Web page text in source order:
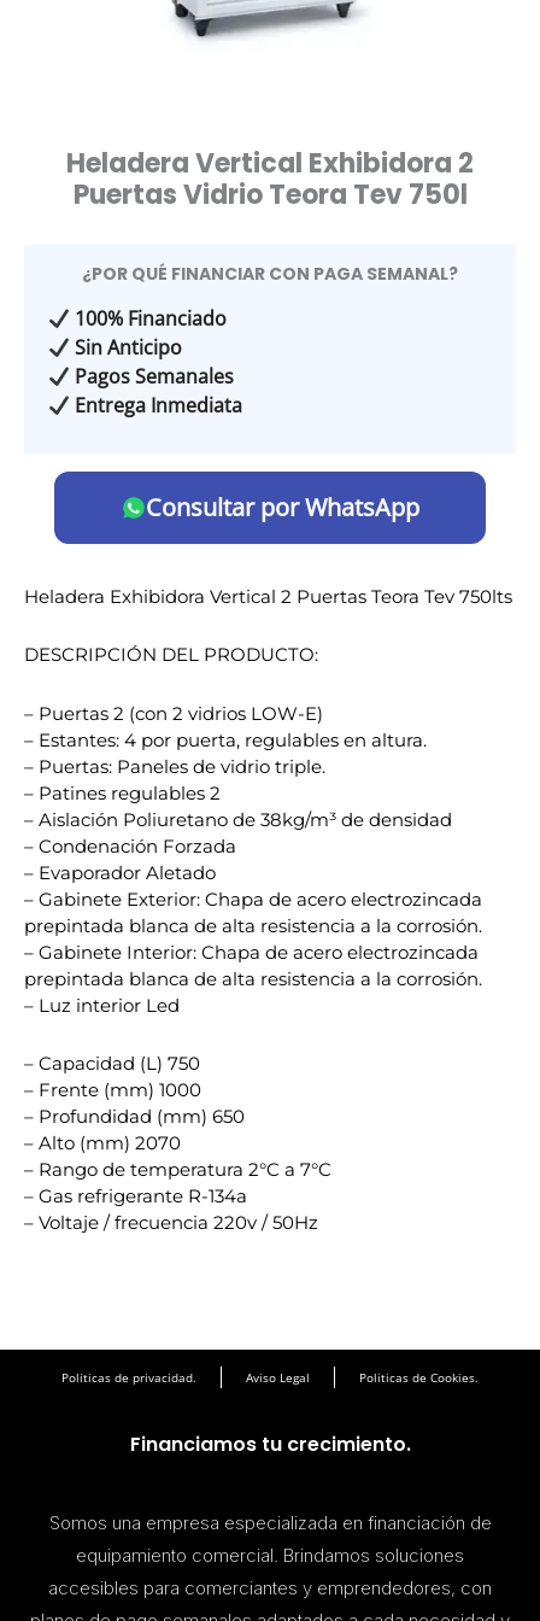
Heladera Vertical Exhibidora 2
Puertas Vidrio Teora Tev 750l
¿POR QUÉ FINANCIAR CON PAGA SEMANAL?
100% Financiado
Sin Anticipo
Pagos Semanales
Entrega Inmediata
Consultar por WhatsApp
Heladera Exhibidora Vertical 2 Puertas Teora Tev 750lts
DESCRIPCIÓN DEL PRODUCTO:
– Puertas 2 (con 2 vidrios LOW-E)
– Estantes: 4 por puerta, regulables en altura.
– Puertas: Paneles de vidrio triple.
– Patines regulables 2
– Aislación Poliuretano de 38kg/m³ de densidad
– Condenación Forzada
– Evaporador Aletado
– Gabinete Exterior: Chapa de acero electrozincada
prepintada blanca de alta resistencia a la corrosión.
– Gabinete Interior: Chapa de acero electrozincada
prepintada blanca de alta resistencia a la corrosión.
– Luz interior Led
– Capacidad (L) 750
– Frente (mm) 1000
– Profundidad (mm) 650
– Alto (mm) 2070
– Rango de temperatura 2°C a 7°C
– Gas refrigerante R-134a
– Voltaje / frecuencia 220v / 50Hz
Politicas de privacidad. Aviso Legal Politicas de Cookies.
Financiamos tu crecimiento.
Somos una empresa especializada en financiación de
equipamiento comercial. Brindamos soluciones
accesibles para comerciantes y emprendedores, con